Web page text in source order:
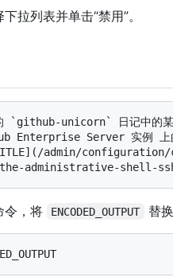
拉列表并单击“禁用”。
Enterprise Server 实例 上
admin/
令，将 ENCODED_OUTPUT 替